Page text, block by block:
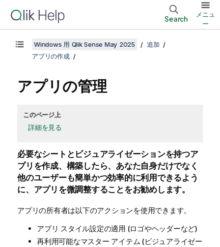
Search
メニュ
ー
Windows 用 Qlik Sense May 2025
追加
アプリの作成
アプリの管理
このページ上
詳細を見る
必要なシートとビジュアライゼーションを持つア
プリを作成、構築したら、あなた自身だけでなく
他のユーザーも簡単かつ効率的に利用できるよう
に、アプリを微調整することをお勧めします。
アプリの所有者は以下のアクションを使用できます。
アプリ スタイル設定の適用 (ロゴやヘッダーなど)
再利用可能なマスター アイテム (ビジュアライゼー